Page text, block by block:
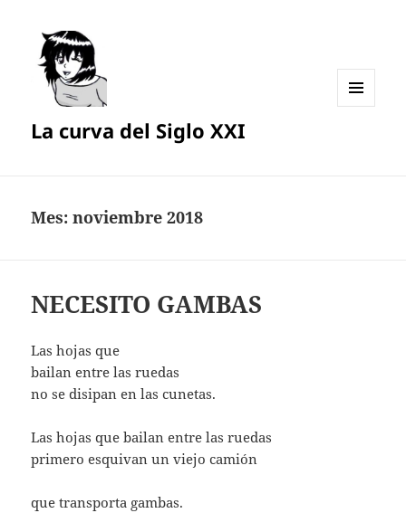
La curva del Siglo XXI
Mes:noviembre 2018
NECESITO GAMBAS
Las hojas que
bailan entre las ruedas
no se disipan en las cunetas.
Las hojas que bailan entre las ruedas
primero esquivan un viejo camión
que transporta gambas.